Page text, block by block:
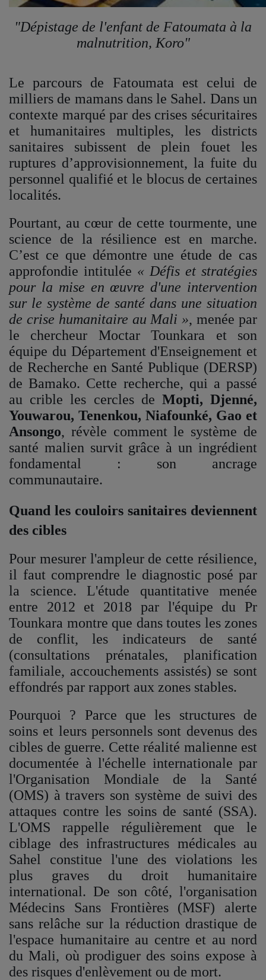
"Dépistage de l'enfant de Fatoumata à la
malnutrition, Koro"
Le parcours de Fatoumata est celui de
milliers de mamans dans le Sahel. Dans un
contexte marqué par des crises sécuritaires
et humanitaires multiples, les districts
sanitaires subissent de plein fouet les
ruptures d’approvisionnement, la fuite du
personnel qualifié et le blocus de certaines
localités.
Pourtant, au cœur de cette tourmente, une
science de la résilience est en marche.
C’est ce que démontre une étude de cas
approfondie intitulée « Défis et stratégies
pour la mise en œuvre d'une intervention
sur le système de santé dans une situation
de crise humanitaire au Mali », menée par
le chercheur Moctar Tounkara et son
équipe du Département d'Enseignement et
de Recherche en Santé Publique (DERSP)
de Bamako. Cette recherche, qui a passé
au crible les cercles de Mopti, Djenné,
Youwarou, Tenenkou, Niafounké, Gao et
Ansongo, révèle comment le système de
santé malien survit grâce à un ingrédient
fondamental : son ancrage
communautaire.
Quand les couloirs sanitaires deviennent
des cibles
Pour mesurer l'ampleur de cette résilience,
il faut comprendre le diagnostic posé par
la science. L'étude quantitative menée
entre 2012 et 2018 par l'équipe du Pr
Tounkara montre que dans toutes les zones
de conflit, les indicateurs de santé
(consultations prénatales, planification
familiale, accouchements assistés) se sont
effondrés par rapport aux zones stables.
Pourquoi ? Parce que les structures de
soins et leurs personnels sont devenus des
cibles de guerre. Cette réalité malienne est
documentée à l'échelle internationale par
l'Organisation Mondiale de la Santé
(OMS) à travers son système de suivi des
attaques contre les soins de santé (SSA).
L'OMS rappelle régulièrement que le
ciblage des infrastructures médicales au
Sahel constitue l'une des violations les
plus graves du droit humanitaire
international. De son côté, l'organisation
Médecins Sans Frontières (MSF) alerte
sans relâche sur la réduction drastique de
l'espace humanitaire au centre et au nord
du Mali, où prodiguer des soins expose à
des risques d'enlèvement ou de mort.